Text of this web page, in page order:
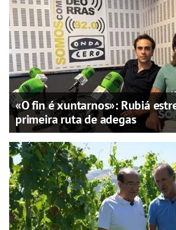
«O fin é xuntarnos»: Rubiá
primeira ruta de adegas